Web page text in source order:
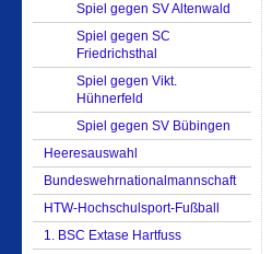
Spiel gegen SV Altenwald
Spiel gegen SC
Friedrichsthal
Spiel gegen Vikt.
Hühnerfeld
Spiel gegen SV Bübingen
Heeresauswahl
Bundeswehrnationalmannschaft
HTW-Hochschulsport-Fußball
1. BSC Extase Hartfuss